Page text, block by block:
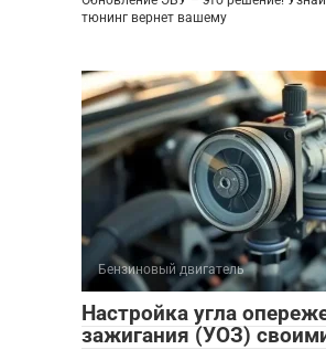
тюнинг вернет вашему
Бензиновый двигатель
Настройка угла
зажигания (УОЗ)